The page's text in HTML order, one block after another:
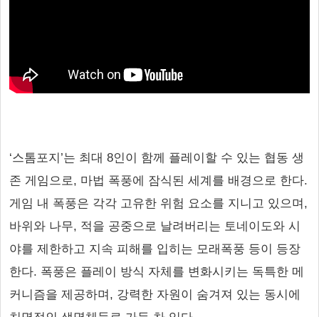
‘스톰포지’는 최대 8인이 함께 플레이할 수 있는 협동 생
존 게임으로, 마법 폭풍에 잠식된 세계를 배경으로 한다.
게임 내 폭풍은 각각 고유한 위험 요소를 지니고 있으며,
바위와 나무, 적을 공중으로 날려버리는 토네이도와 시
야를 제한하고 지속 피해를 입히는 모래폭풍 등이 등장
한다. 폭풍은 플레이 방식 자체를 변화시키는 독특한 메
커니즘을 제공하며, 강력한 자원이 숨겨져 있는 동시에